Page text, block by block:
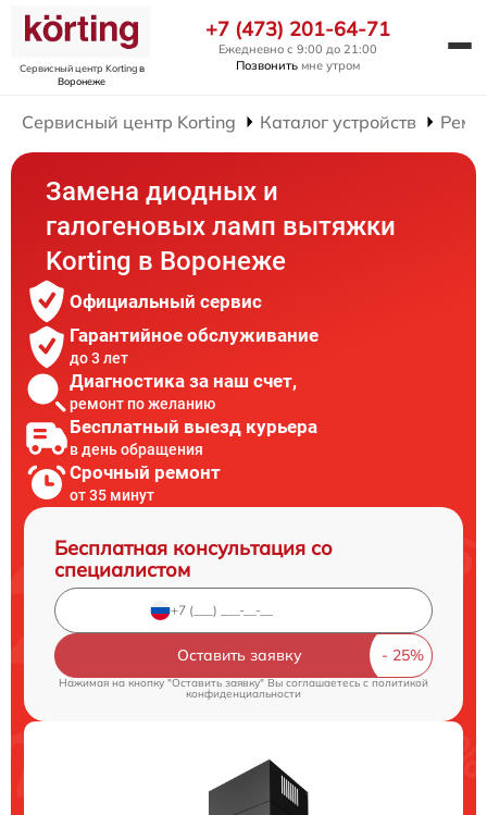
Сервисный центр Kortingв
Воронеже
+7 (473) 201-64-71
Ежедневно с 9:00 до 21:00
Позвонить мне утром
Сервисный центр Korting Каталог устройств
Замена диодных и
галогеновых ламп вытяжки
Korting в Воронеже
Официальный сервис
Гарантийное обслуживание
до 3 лет
Диагностика за наш счет,
ремонт по желанию
Бесплатный выезд курьера
в день обращения
Срочный ремонт
от 35 минут
Бесплатная консультация со
специалистом
Оставить заявку
Нажимая на кнопку "Оставить заявку" Вы соглашаетесь cполитикой
конфиденциальности